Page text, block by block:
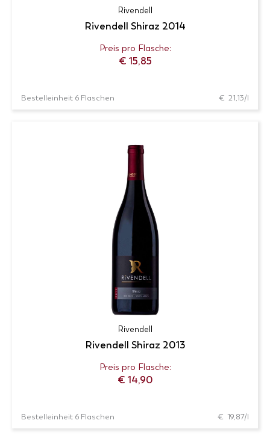
Rivendell
Rivendell Shiraz 2014
Preis pro Flasche:
€ 15,85
Bestelleinheit 6 Flaschen € 21,13/l
Derzeit nicht verfügbar – bitte
benachrichtigen Sie mich
Rivendell
Rivendell Shiraz 2013
Preis pro Flasche:
€ 14,90
Bestelleinheit 6 Flaschen € 19,87/l